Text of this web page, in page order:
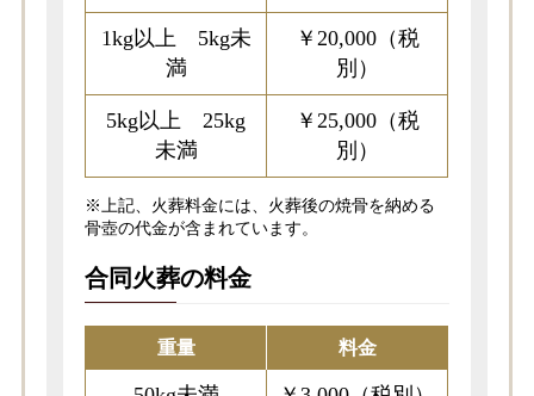
1kg以上 5kg未
満
￥20,000（税
別）
5kg以上 25kg
未満
￥25,000（税
別）
※上記、火葬料金には、火葬後の焼骨を納める
骨壺の代金が含まれています。
合同火葬の料金
重量 料金